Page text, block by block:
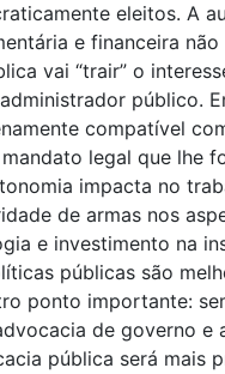
eleitos. A
e financeira
vai “trair” o
público.
compatível
legal que lhe
impacta no
de armas nos
e investimento na
públicas são
ponto importante:
de governo e
pública será mais